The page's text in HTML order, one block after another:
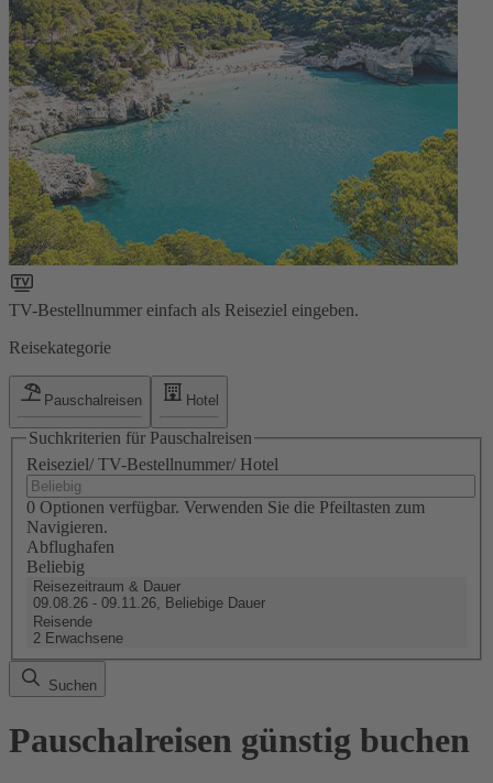
TV-Bestellnummer einfach als Reiseziel eingeben.
Reisekategorie
Pauschalreisen Hotel
Suchkriterien für Pauschalreisen
Reiseziel/ TV-Bestellnummer/ Hotel
0 Optionen verfügbar. Verwenden Sie die Pfeiltasten zum
Navigieren.
Abflughafen
Beliebig
Reisezeitraum & Dauer
09.08.26 - 09.11.26, Beliebige Dauer
Reisende
2 Erwachsene
Suchen
Pauschalreisen günstig buchen